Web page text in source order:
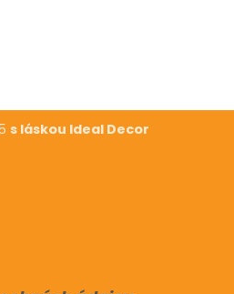
s láskou Ideal Decor